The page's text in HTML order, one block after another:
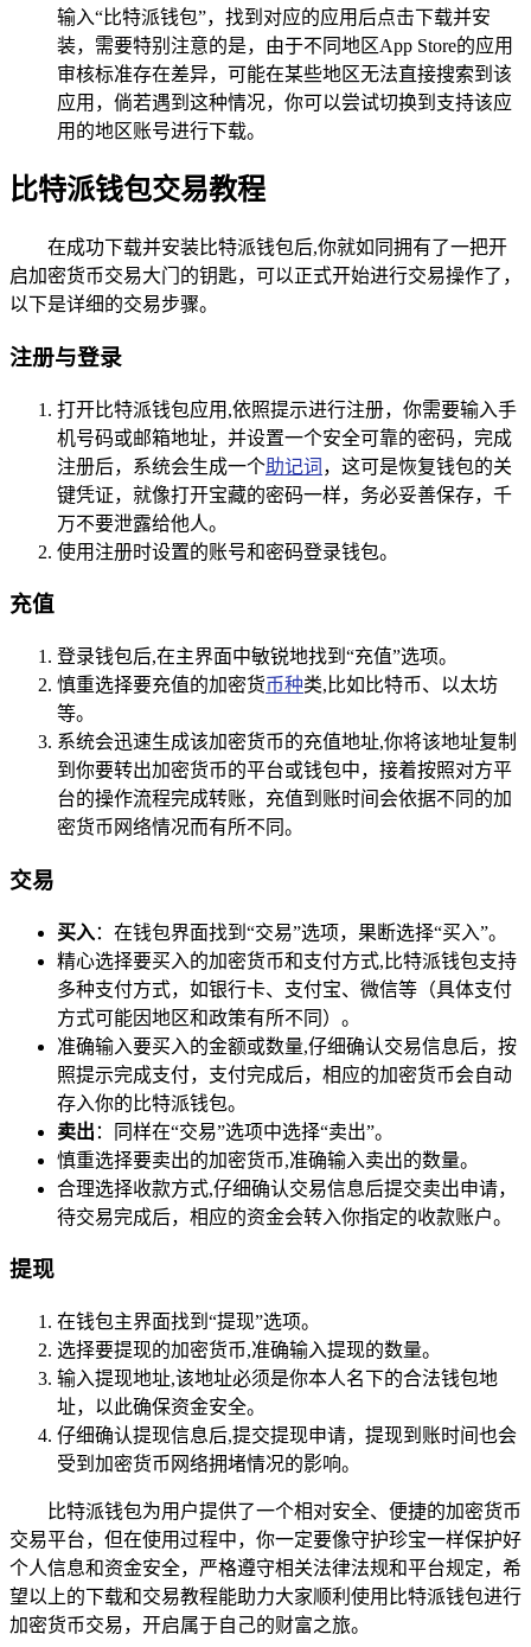
输入“比特派钱包”，找到对应的应用后点击下载并安
装，需要特别注意的是，由于不同地区App Store的应用
审核标准存在差异，可能在某些地区无法直接搜索到该
应用，倘若遇到这种情况，你可以尝试切换到支持该应
用的地区账号进行下载。
比特派钱包交易教程
在成功下载并安装比特派钱包后,你就如同拥有了一把开
启加密货币交易大门的钥匙，可以正式开始进行交易操作了，
以下是详细的交易步骤。
注册与登录
打开比特派钱包应用,依照提示进行注册，你需要输入手
机号码或邮箱地址，并设置一个安全可靠的密码，完成
注册后，系统会生成一个助记词 ，这可是恢复钱包的关
键凭证，就像打开宝藏的密码一样，务必妥善保存，千
万不要泄露给他人。
使用注册时设置的账号和密码登录钱包。
充值
登录钱包后,在主界面中敏锐地找到“充值”选项。
慎重选择要充值的加密货币种类,比如比特币、以太坊
等。
系统会迅速生成该加密货币的充值地址,你将该地址复制
到你要转出加密货币的平台或钱包中，接着按照对方平
台的操作流程完成转账，充值到账时间会依据不同的加
密货币网络情况而有所不同。
交易
买入：在钱包界面找到“交易”选项，果断选择“买入”。
精心选择要买入的加密货币和支付方式,比特派钱包支持
多种支付方式，如银行卡、支付宝、微信等（具体支付
方式可能因地区和政策有所不同）。
准确输入要买入的金额或数量,仔细确认交易信息后，按
照提示完成支付，支付完成后，相应的加密货币会自动
存入你的比特派钱包。
卖出 ：同样在“交易”选项中选择“卖出”。
慎重选择要卖出的加密货币,准确输入卖出的数量。
合理选择收款方式,仔细确认交易信息后提交卖出申请，
待交易完成后，相应的资金会转入你指定的收款账户。
提现
在钱包主界面找到“提现”选项。
选择要提现的加密货币,准确输入提现的数量。
输入提现地址,该地址必须是你本人名下的合法钱包地
址，以此确保资金安全。
仔细确认提现信息后,提交提现申请，提现到账时间也会
受到加密货币网络拥堵情况的影响。
比特派钱包为用户提供了一个相对安全、便捷的加密货币
交易平台，但在使用过程中，你一定要像守护珍宝一样保护好
个人信息和资金安全，严格遵守相关法律法规和平台规定，希
望以上的下载和交易教程能助力大家顺利使用比特派钱包进行
加密货币交易，开启属于自己的财富之旅。